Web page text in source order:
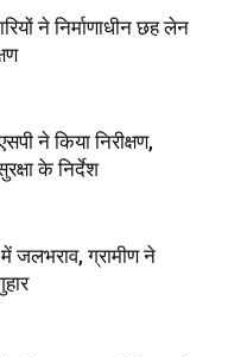
ने निर्माणाधीन छह लेन
ने किया निरीक्षण,
के निर्देश
जलभराव, ग्रामीण ने